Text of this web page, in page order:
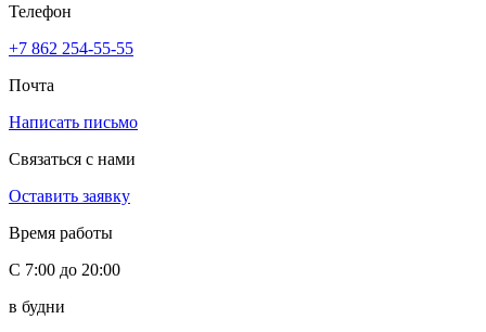
Телефон
+7 862 254-55-55
Почта
Написать письмо
Связаться с нами
Оставить заявку
Время работы
С 7:00 до 20:00
в будни